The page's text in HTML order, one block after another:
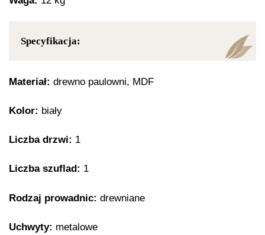
Specyfikacja:
Materiał: drewno paulowni, MDF
Kolor: biały
Liczba drzwi: 1
Liczba szuflad: 1
Rodzaj prowadnic: drewniane
Uchwyty: metalowe